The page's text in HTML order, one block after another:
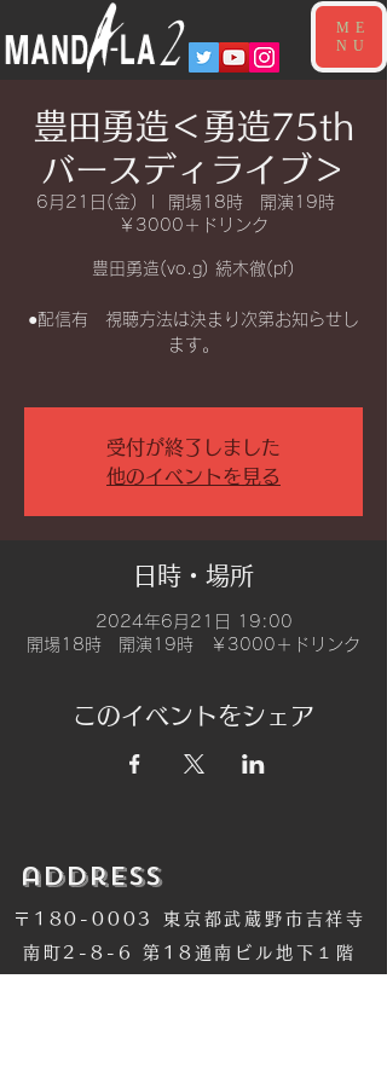
ME
NU
豊田勇造＜勇造75th
バースディライブ＞
6月21日(金)
開場18時 開演19時
￥3000＋ドリンク
豊田勇造(vo.g) 続木徹(pf)
●配信有 視聴方法は決まり次第お知らせし
ます。
受付が終了しました
他のイベントを見る
日時・場所
2024年6月21日 19:00
開場18時 開演19時 ￥3000＋ドリンク
このイベントをシェア
​address
〒180-0003 東京都武蔵野市吉祥寺
南町2-8-6 第18通南ビル地下１階